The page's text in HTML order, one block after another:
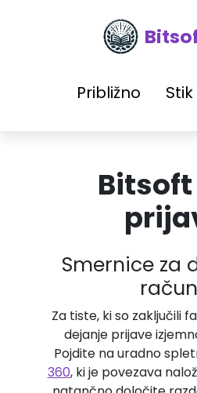
Približno Stik
Smernice za
Za tiste, ki so zaključili
dejanje prijave
Pojdite na uradno
360, ki je povezava